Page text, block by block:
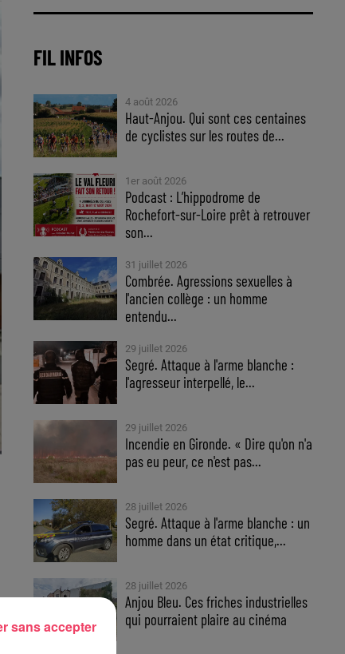
FIL INFOS
4 août 2026
Haut-Anjou. Qui sont ces centaines
de cyclistes sur les routes de...
1er août 2026
Podcast : L’hippodrome de
Rochefort-sur-Loire prêt à retrouver
son...
31 juillet 2026
Combrée. Agressions sexuelles à
l'ancien collège : un homme
entendu...
29 juillet 2026
Segré. Attaque à l'arme blanche :
l'agresseur interpellé, le...
29 juillet 2026
Incendie en Gironde. « Dire qu'on n'a
pas eu peur, ce n'est pas...
28 juillet 2026
Segré. Attaque à l'arme blanche : un
homme dans un état critique,...
28 juillet 2026
Anjou Bleu. Ces friches industrielles
qui pourraient plaire au cinéma
sans accepter